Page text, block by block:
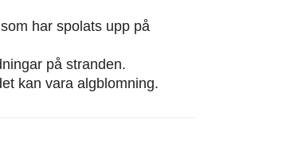
har spolats upp på
på stranden.
kan vara algblomning.